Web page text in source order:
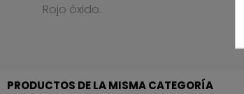
Rojo óxido.
PRODUCTOS DE LA MISMA CATEGORÍA